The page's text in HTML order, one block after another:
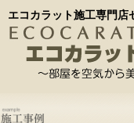
エコカラット施工専門店